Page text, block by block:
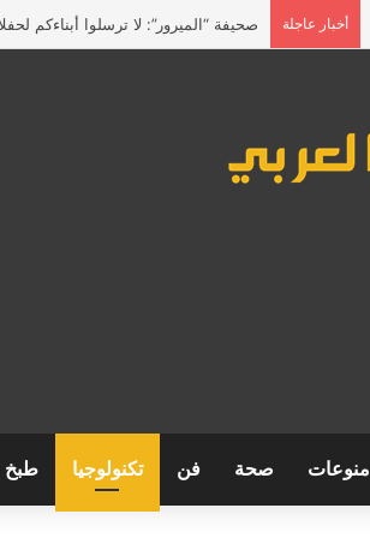
أخبار عاجلة صحيفة “الميرور”: لا ترسلوا أبناءكم
منوعات صحة فن تكنولوجيا طبخ